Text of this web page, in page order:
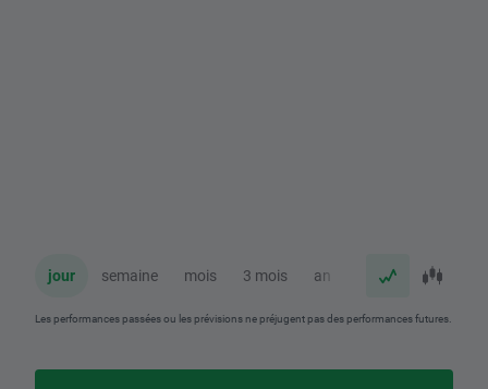
jour semaine mois 3 mois an
Les performances passées ou les prévisions ne préjugent pas des performances futures.